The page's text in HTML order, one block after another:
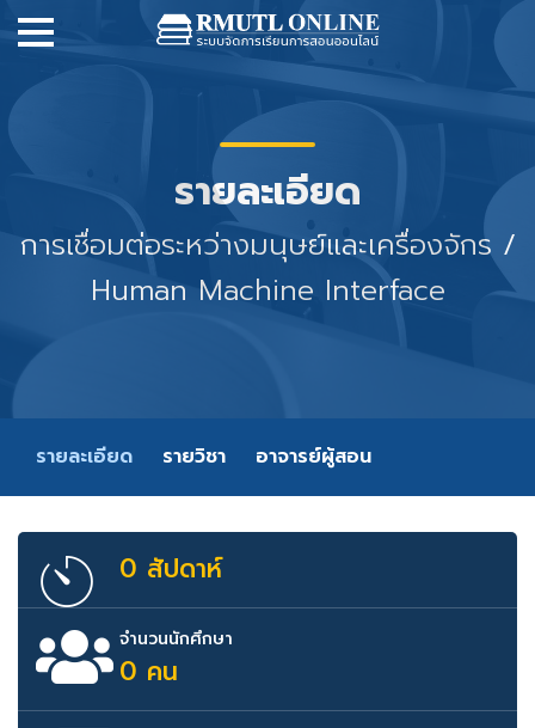
รายละเอียด
การเชื่อมต่อระหว่างมนุษย์และเครื่องจักร /
Human Machine Interface
รายละเอียด รายวิชา อาจารย์ผู้สอน
0 สัปดาห์
จำนวนนักศึกษา
0 คน